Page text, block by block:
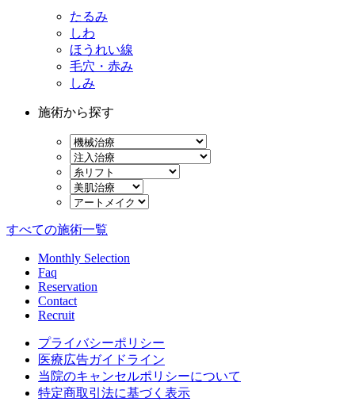
たるみ
しわ
ほうれい線
毛穴・赤み
しみ
施術から探す
すべての施術一覧
Monthly Selection
Faq
Reservation
Contact
Recruit
プライバシーポリシー
医療広告ガイドライン
当院のキャンセルポリシーについて
特定商取引法に基づく表示